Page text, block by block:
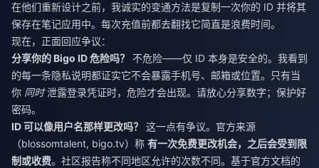
在他们重新设计之前，我诚实的变通方法是复制一次你的 ID 并将其
保存在笔记应用中。每次充值前都去翻找它简直是浪费时间。
现在，正面回应争议：
分享你的 Bigo ID 危险吗？
不危险——仅 ID 本身是安全的。我看到
的每一条隐私说明都证实它不会暴露手机号、邮箱或位置。只有当
你 同时泄露登录凭证时，危险才会出现。请放心分享数字；保护好
密码。
ID 可以像用户名那样更改吗？
这一点有争议。官方来源
（blossomtalent, bigo.tv）称 有一次免费更改机会，之后会受到限
制或收费。社区报告称不同地区允许的次数不同。基于官方文档的